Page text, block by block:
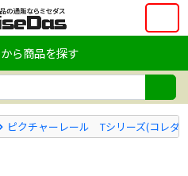
ら商品を探す
ピクチャーレール Tシリーズ(コレダ